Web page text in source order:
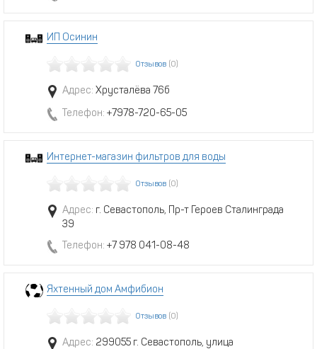
ИП Осинин
Отзывов (0)
Адрес: Хрусталёва 76б
Телефон: +7978-720-65-05
Интернет-магазин фильтров для воды
Отзывов (0)
Адрес: г. Севастополь, Пр-т Героев Сталинграда
39
Телефон: +7 978 041-08-48
Яхтенный дом Амфибион
Отзывов (0)
Адрес: 299055 г. Севастополь, улица